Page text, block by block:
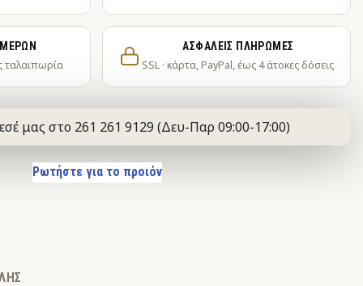
ταλαιπωρία
ΑΣΦΑΛΕΊΣ ΠΛΗΡΩΜΈΣ
SSL · κάρτα, PayPal, έως 4 άτοκες δόσεις
μας στο 261 261 9129 (Δευ-Παρ 09:00-17:00)
Ρωτήστε για το προιόν